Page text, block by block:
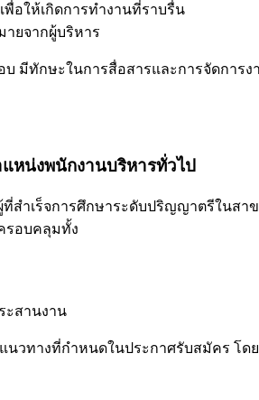
อให้เกิดการทำงานที่ราบรื่น
ยจากผู้บริหาร
มีทักษะในการสื่อสารและการจัดการ
หน่งพนักงานบริหารทั่วไป
ำเร็จการศึกษาระดับปริญญาตรีในสา
รอบคลุมทั้ง
ะสานงาน
นวทางที่กำหนดในประกาศรับสมัคร